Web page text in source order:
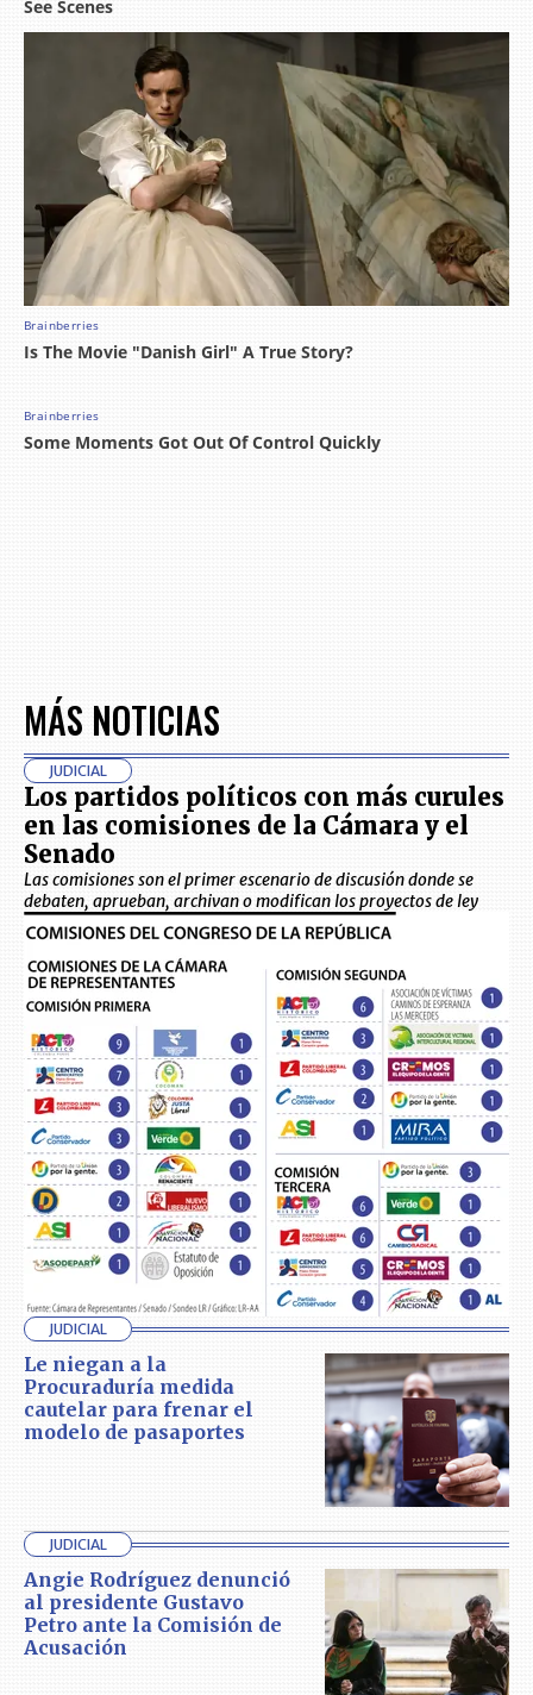
MÁS NOTICIAS
JUDICIAL
Los partidos políticos con más curules
en las comisiones de la Cámara y el
Senado
Las comisiones son el primer escenario de discusión donde se
debaten, aprueban, archivan o modifican los proyectos de ley
JUDICIAL
Le niegan a la
Procuraduría medida
cautelar para frenar el
modelo de pasaportes
JUDICIAL
Angie Rodríguez denunció
al presidente Gustavo
Petro ante la Comisión de
Acusación